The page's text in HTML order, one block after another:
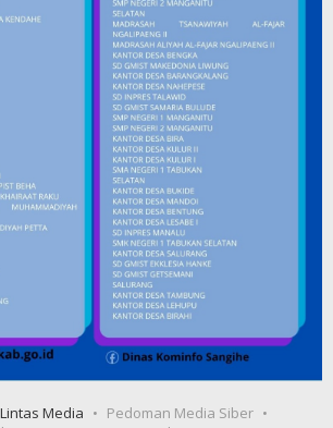
Media
Pedoman Media Siber